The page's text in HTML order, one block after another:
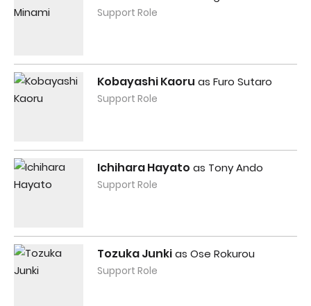
Support Role
Kobayashi Kaoru as Furo Sutaro
Support Role
Ichihara Hayato as Tony Ando
Support Role
Tozuka Junkias Ose Rokurou
Support Role